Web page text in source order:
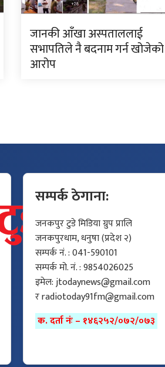
जानकी आँखा अस्पताललाई
सभापतिले नै बदनाम गर्न खोजेको
आरोप
सम्पर्क ठेगाना:
जनकपुर टुडे मिडिया ग्रुप प्रालि
जनकपुरधाम, धनुषा (प्रदेश २)
सम्पर्क नं. : 041-590101
सम्पर्क मो. नं. : 9854026025
इमेल:jtodaynews@gmail.com
रradiotoday91fm@gmail.com
क. दर्ता नंः – १४६२५२/०७२/०७३